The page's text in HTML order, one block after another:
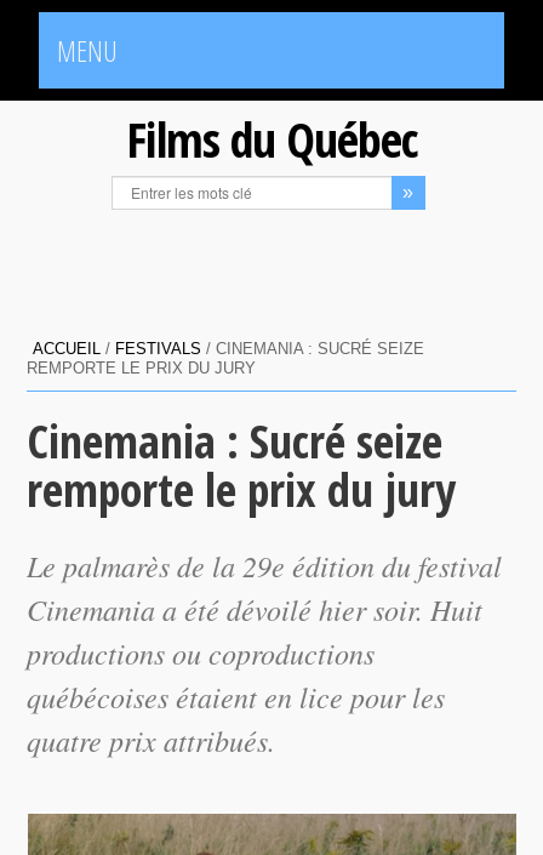
MENU
Films du Québec
ACCUEIL / FESTIVALS /CINEMANIA : SUCRÉ SEIZE
REMPORTE LE PRIX DU JURY
Cinemania : Sucré seize
remporte le prix du jury
Le palmarès de la 29e édition du festival
Cinemania a été dévoilé hier soir. Huit
productions ou coproductions
québécoises étaient en lice pour les
quatre prix attribués.